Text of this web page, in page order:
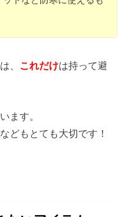
、 これだけは持って避
ます。
などもとても大切です！